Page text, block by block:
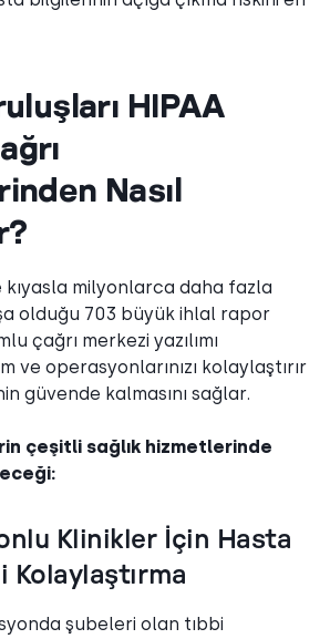
HIPAA
Nasıl
kıyasla milyonlarca daha fazla
olduğu 703 büyük ihlal rapor
çağrı merkezi yazılımı
ve operasyonlarınızı kolaylaştırır
güvende kalmasını sağlar.
çeşitli sağlık hizmetlerinde
Klinikler İçin Hasta
Kolaylaştırma
şubeleri olan tıbbi